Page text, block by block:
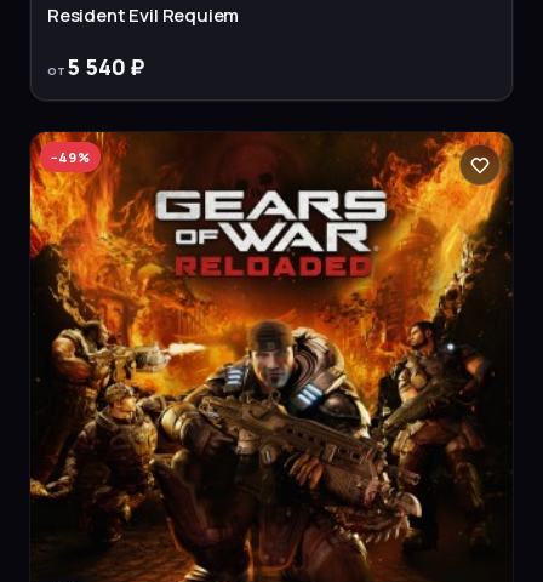
Resident Evil Requiem
от 5 540 ₽
−49%